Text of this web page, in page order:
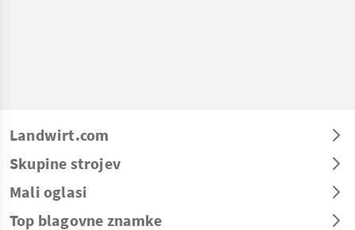
Landwirt.com
Skupine strojev
Mali oglasi
Top blagovne znamke